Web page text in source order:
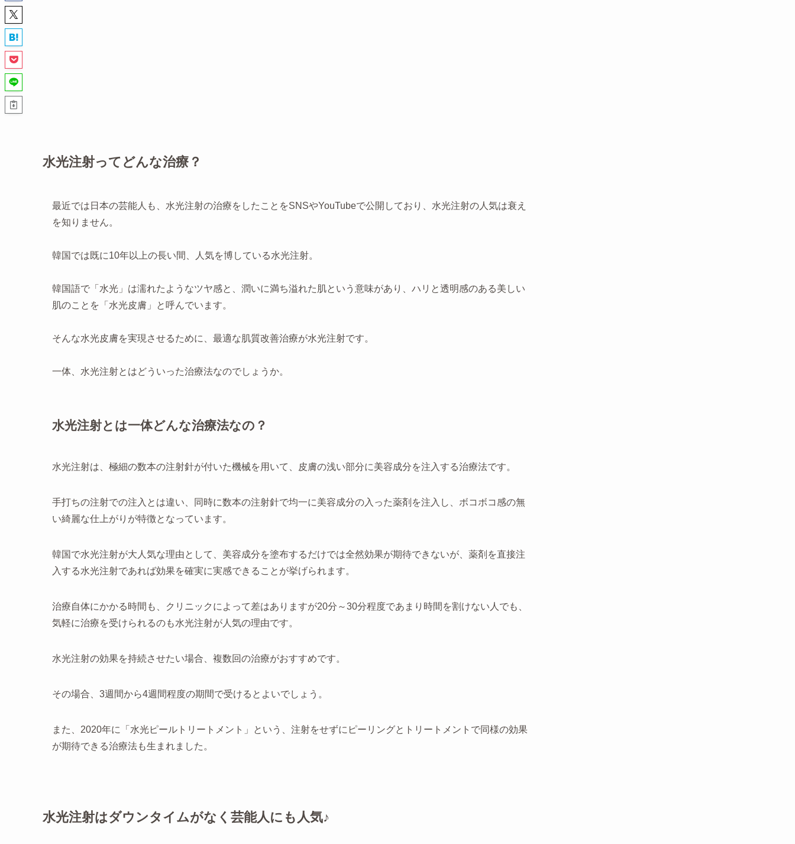
水光注射ってどんな治療？
最近では日本の芸能人も、水光注射の治療をしたことをSNSやYouTubeで公開しており、水光注射の人気は衰え
を知りません。
韓国では既に10年以上の長い間、人気を博している水光注射。
韓国語で「水光」は濡れたようなツヤ感と、潤いに満ち溢れた肌という意味があり、ハリと透明感のある美しい
肌のことを「水光皮膚」と呼んでいます。
そんな水光皮膚を実現させるために、最適な肌質改善治療が水光注射です。
一体、水光注射とはどういった治療法なのでしょうか。
水光注射とは一体どんな治療法なの？
水光注射は、極細の数本の注射針が付いた機械を用いて、皮膚の浅い部分に美容成分を注入する治療法です。
手打ちの注射での注入とは違い、同時に数本の注射針で均一に美容成分の入った薬剤を注入し、ボコボコ感の無
い綺麗な仕上がりが特徴となっています。
韓国で水光注射が大人気な理由として、美容成分を塗布するだけでは全然効果が期待できないが、薬剤を直接注
入する水光注射であれば効果を確実に実感できることが挙げられます。
治療自体にかかる時間も、クリニックによって差はありますが20分～30分程度であまり時間を割けない人でも、
気軽に治療を受けられるのも水光注射が人気の理由です。
水光注射の効果を持続させたい場合、複数回の治療がおすすめです。
その場合、3週間から4週間程度の期間で受けるとよいでしょう。
また、2020年に「水光ピールトリートメント」という、注射をせずにピーリングとトリートメントで同様の効果
が期待できる治療法も生まれました。
水光注射はダウンタイムがなく芸能人にも人気♪